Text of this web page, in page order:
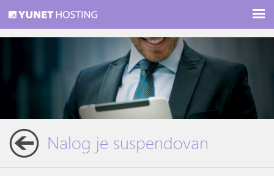
Nalog je suspendovan